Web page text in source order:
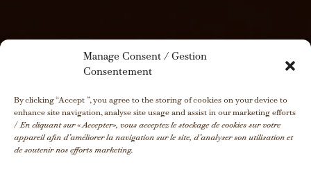
Manage Consent / Gestion
Consentement
By clicking “Accept ”, you agree to the storing of cookies on your device to
enhance site navigation, analyse site usage and assist in our marketing efforts
/En cliquant sur « Accepter», vous acceptez le stockage de cookies sur votre
appareil afin d’améliorer la navigation sur le site, d’analyser son utilisation et
de soutenir nos efforts marketing.